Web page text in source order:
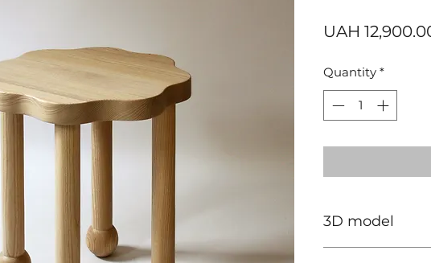
UAH
Quantity *
3D model